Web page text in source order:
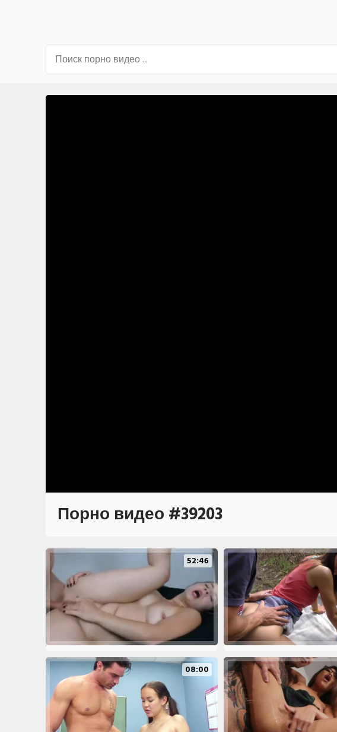
Порно видео #39203
52:46
08:00